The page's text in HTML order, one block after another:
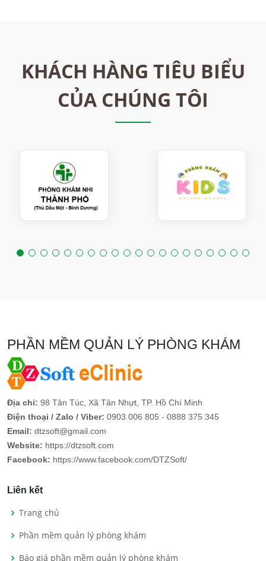
KHÁCH HÀNG TIÊU BIỂU
CỦA CHÚNG TÔI
PHẦN MỀM QUẢN LÝ PHÒNG KHÁM
Địa chỉ: 98 Tân Túc, Xã Tân Nhựt, TP. Hồ Chí Minh
Điện thoại / Zalo / Viber: 0903 006 805 - 0888 375 345
Email: dtzsoft@gmail.com
Website: https://dtzsoft.com
Facebook: https://www.facebook.com/DTZSoft/
Liên kết
Trang chủ
Phần mềm quản lý phòng khám
Báo giá phần mềm quản lý phòng khám